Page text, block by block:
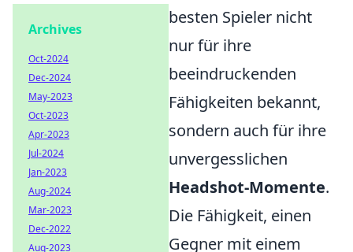
besten Spieler nicht
nur für ihre
beeindruckenden
Fähigkeiten bekannt,
sondern auch für ihre
unvergesslichen
Headshot-Momente.
Die Fähigkeit, einen
Gegner mit einem
Archives
Oct-2024
Dec-2024
May-2023
Oct-2023
Apr-2023
Jul-2024
Jan-2023
Aug-2024
Mar-2023
Dec-2022
Aug-2023